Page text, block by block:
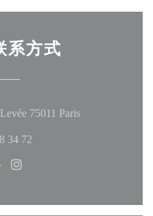
系方式
75011 Paris((在新窗口中
34 72
((在新窗口中打开))